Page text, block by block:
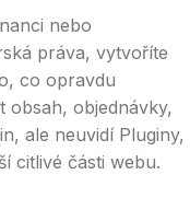
nebo
práva, vytvoříte
co opravdu
obsah, objednávky,
ale neuvidí Pluginy,
citlivé části webu.